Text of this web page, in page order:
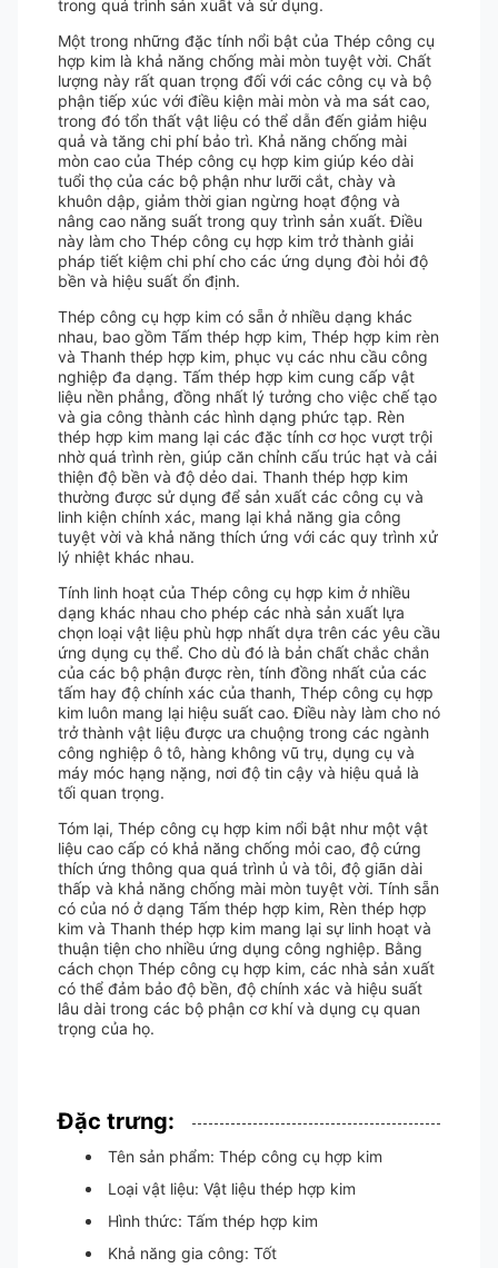
trong quá trình sản xuất và sử dụng.
Một trong những đặc tính nổi bật của Thép công cụ
hợp kim là khả năng chống mài mòn tuyệt vời. Chất
lượng này rất quan trọng đối với các công cụ và bộ
phận tiếp xúc với điều kiện mài mòn và ma sát cao,
trong đó tổn thất vật liệu có thể dẫn đến giảm hiệu
quả và tăng chi phí bảo trì. Khả năng chống mài
mòn cao của Thép công cụ hợp kim giúp kéo dài
tuổi thọ của các bộ phận như lưỡi cắt, chày và
khuôn dập, giảm thời gian ngừng hoạt động và
nâng cao năng suất trong quy trình sản xuất. Điều
này làm cho Thép công cụ hợp kim trở thành giải
pháp tiết kiệm chi phí cho các ứng dụng đòi hỏi độ
bền và hiệu suất ổn định.
Thép công cụ hợp kim có sẵn ở nhiều dạng khác
nhau, bao gồm Tấm thép hợp kim, Thép hợp kim rèn
và Thanh thép hợp kim, phục vụ các nhu cầu công
nghiệp đa dạng. Tấm thép hợp kim cung cấp vật
liệu nền phẳng, đồng nhất lý tưởng cho việc chế tạo
và gia công thành các hình dạng phức tạp. Rèn
thép hợp kim mang lại các đặc tính cơ học vượt trội
nhờ quá trình rèn, giúp căn chỉnh cấu trúc hạt và cải
thiện độ bền và độ dẻo dai. Thanh thép hợp kim
thường được sử dụng để sản xuất các công cụ và
linh kiện chính xác, mang lại khả năng gia công
tuyệt vời và khả năng thích ứng với các quy trình xử
lý nhiệt khác nhau.
Tính linh hoạt của Thép công cụ hợp kim ở nhiều
dạng khác nhau cho phép các nhà sản xuất lựa
chọn loại vật liệu phù hợp nhất dựa trên các yêu cầu
ứng dụng cụ thể. Cho dù đó là bản chất chắc chắn
của các bộ phận được rèn, tính đồng nhất của các
tấm hay độ chính xác của thanh, Thép công cụ hợp
kim luôn mang lại hiệu suất cao. Điều này làm cho nó
trở thành vật liệu được ưa chuộng trong các ngành
công nghiệp ô tô, hàng không vũ trụ, dụng cụ và
máy móc hạng nặng, nơi độ tin cậy và hiệu quả là
tối quan trọng.
Tóm lại, Thép công cụ hợp kim nổi bật như một vật
liệu cao cấp có khả năng chống mỏi cao, độ cứng
thích ứng thông qua quá trình ủ và tôi, độ giãn dài
thấp và khả năng chống mài mòn tuyệt vời. Tính sẵn
có của nó ở dạng Tấm thép hợp kim, Rèn thép hợp
kim và Thanh thép hợp kim mang lại sự linh hoạt và
thuận tiện cho nhiều ứng dụng công nghiệp. Bằng
cách chọn Thép công cụ hợp kim, các nhà sản xuất
có thể đảm bảo độ bền, độ chính xác và hiệu suất
lâu dài trong các bộ phận cơ khí và dụng cụ quan
trọng của họ.
Đặc trưng:
Tên sản phẩm: Thép công cụ hợp kim
Loại vật liệu: Vật liệu thép hợp kim
Hình thức: Tấm thép hợp kim
Khả năng gia công: Tốt